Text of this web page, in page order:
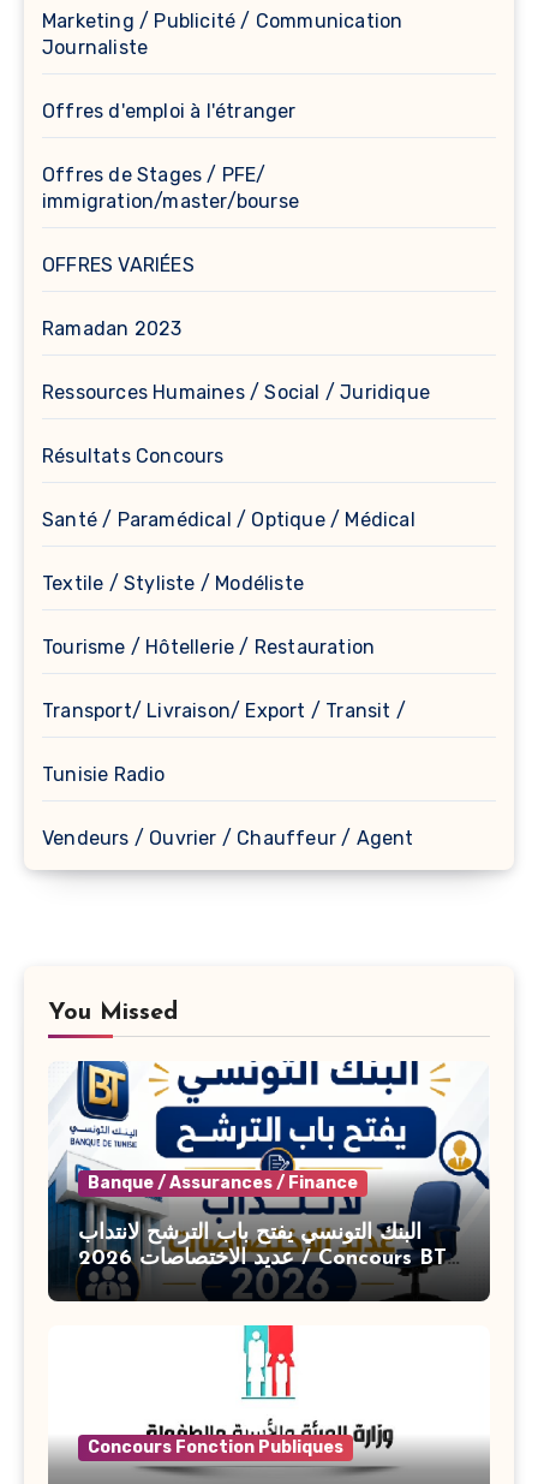
Marketing / Publicité / Communication
Journaliste
Offres d'emploi à l'étranger
Offres de Stages / PFE/
immigration/master/bourse
OFFRES VARIÉES
Ramadan 2023
Ressources Humaines / Social / Juridique
Résultats Concours
Santé / Paramédical / Optique / Médical
Textile / Styliste / Modéliste
Tourisme / Hôtellerie / Restauration
Transport/ Livraison/ Export / Transit /
Tunisie Radio
Vendeurs / Ouvrier / Chauffeur / Agent
You Missed
Banque / Assurances / Finance
البنك التونسي يفتح باب الترشح لانتداب
عديد الاختصاصات 2026 / Concours BT
Banque de Tunisie 2026
Concours Fonction Publiques